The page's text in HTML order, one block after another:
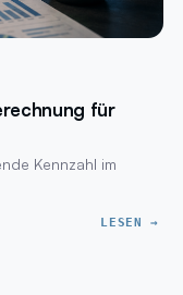
für
Kennzahl im
LESEN →